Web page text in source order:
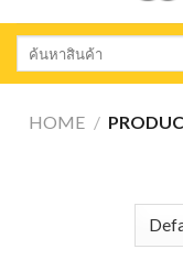
Search
HOME /